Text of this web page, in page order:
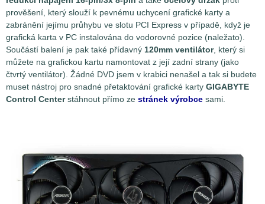
prověšení, který slouží k pevnému uchycení grafické karty a
zabránění jejímu průhybu ve slotu PCI Express v případě, když je
grafická karta v PC instalována do vodorovné pozice (naležato).
Součástí balení je pak také přídavný 120mm ventilátor, který si
můžete na grafickou kartu namontovat z její zadní strany (jako
čtvrtý ventilátor). Žádné DVD jsem v krabici nenašel a tak si budete
muset nástroj pro snadné přetaktování grafické karty GIGABYTE
Control Centerstáhnout přímo ze stránek výrobce sami.